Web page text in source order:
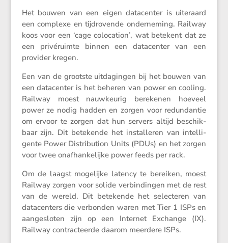
Het bouwen van een eigen datacenter is uiter­aard
een complexe en tijdro­vende onder­ne­ming. Railway
koos voor een ‘cage coloca­tion’, wat betekent dat ze
een privé­ruimte binnen een datacenter van een
provider kregen.
Een van de grootste uitda­gingen bij het bouwen van
een datacenter is het beheren van power en cooling.
Railway moest nauwkeurig berekenen hoeveel
power ze nodig hadden en zorgen voor redun­dantie
om ervoor te zorgen dat hun servers altijd beschik­
baar zijn. Dit betekende het instal­leren van intel­li­
gente Power Distri­bu­tion Units (PDUs) en het zorgen
voor twee onafhan­ke­lijke power feeds per rack.
Om de laagst mogelijke latency te bereiken, moest
Railway zorgen voor solide verbin­dingen met de rest
van de wereld. Dit betekende het selec­teren van
datacen­ters die verbonden waren met Tier 1 ISPs en
aange­sloten zijn op een Internet Exchange (IX).
Railway contrac­teerde daarom meerdere ISPs.